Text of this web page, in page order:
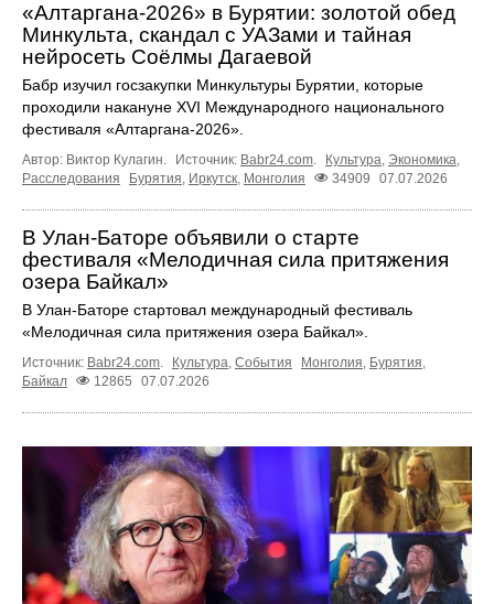
«Алтаргана-2026» в Бурятии: золотой обед
Минкульта, скандал с УАЗами и тайная
нейросеть Соёлмы Дагаевой
Бабр изучил госзакупки Минкультуры Бурятии, которые
проходили накануне XVI Международного национального
фестиваля «Алтаргана-2026».
Автор: Виктор Кулагин. Источник: Babr24.com. Культура, Экономика,
Расследования
Бурятия, Иркутск, Монголия 34909 07.07.2026
В Улан-Баторе объявили о старте
фестиваля «Мелодичная сила притяжения
озера Байкал»
В Улан-Баторе стартовал международный фестиваль
«Мелодичная сила притяжения озера Байкал».
Источник: Babr24.com. Культура, События Монголия, Бурятия,
Байкал
12865 07.07.2026